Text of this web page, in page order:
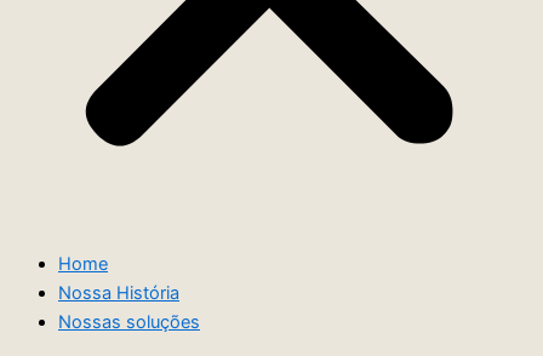
Home
Nossa História
Nossas soluções